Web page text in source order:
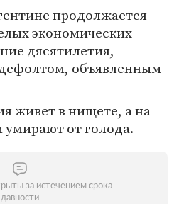
продолжается
экономических
дясятилетия,
объявленным
живет в нищете, а на
умирают от голода.
за истечением срока
давности